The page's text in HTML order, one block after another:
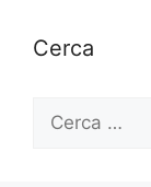
Cerca
Ricerca